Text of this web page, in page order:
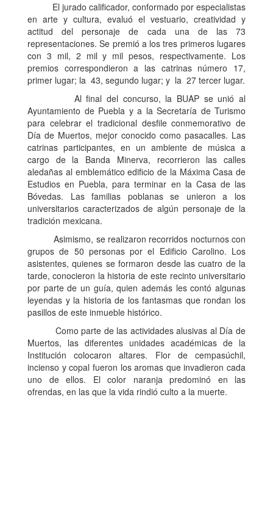
El jurado calificador, conformado por especialistas
en arte y cultura, evaluó el vestuario, creatividad y
actitud del personaje de cada una de las 73
representaciones. Se premió a los tres primeros lugares
con 3 mil, 2 mil y mil pesos, respectivamente. Los
premios correspondieron a las catrinas número 17,
primer lugar; la 43, segundo lugar; y la 27 tercer lugar.
Al final del concurso, la BUAP se unió al
Ayuntamiento de Puebla y a la Secretaría de Turismo
para celebrar el tradicional desfile conmemorativo de
Día de Muertos, mejor conocido como pasacalles. Las
catrinas participantes, en un ambiente de música a
cargo de la Banda Minerva, recorrieron las calles
aledañas al emblemático edificio de la Máxima Casa de
Estudios en Puebla, para terminar en la Casa de las
Bóvedas. Las familias poblanas se unieron a los
universitarios caracterizados de algún personaje de la
tradición mexicana.
Asimismo, se realizaron recorridos nocturnos con
grupos de 50 personas por el Edificio Carolino. Los
asistentes, quienes se formaron desde las cuatro de la
tarde, conocieron la historia de este recinto universitario
por parte de un guía, quien además les contó algunas
leyendas y la historia de los fantasmas que rondan los
pasillos de este inmueble histórico.
Como parte de las actividades alusivas al Día de
Muertos, las diferentes unidades académicas de la
Institución colocaron altares. Flor de cempasúchil,
incienso y copal fueron los aromas que invadieron cada
uno de ellos. El color naranja predominó en las
ofrendas, en las que la vida rindió culto a la muerte.